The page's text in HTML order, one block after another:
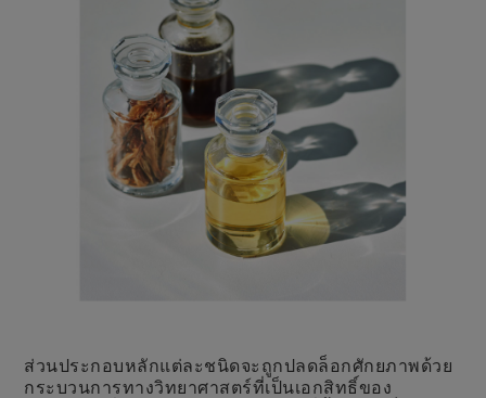
ส่วนประกอบหลักแต่ละชนิดจะถูกปลดล็อกศักยภาพด้วย
กระบวนการทางวิทยาศาสตร์ที่เป็นเอกสิทธิ์ของ